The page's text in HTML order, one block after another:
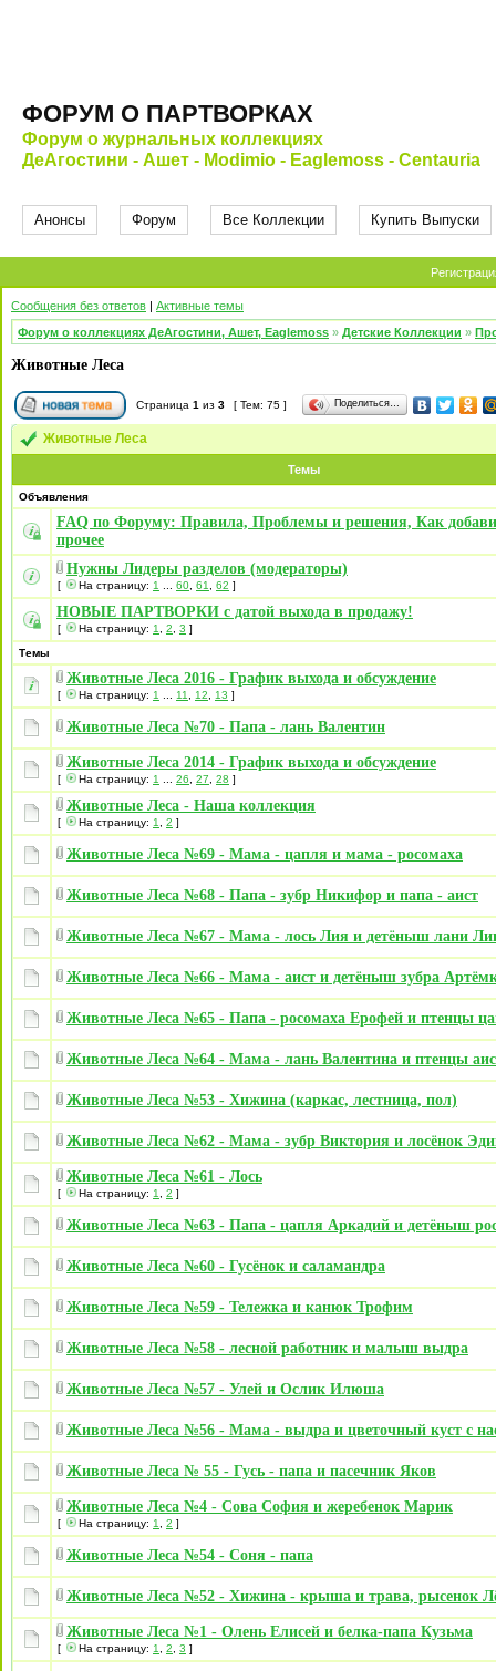
ФОРУМ О ПАРТВОРКАХ
Форум о журнальных коллекциях
ДеАгостини - Ашет - Modimio - Eaglemoss - Centauria
Анонсы Форум Все Коллекции Купить Выпуски
Сообщения без ответов | Активные темы
Форум о коллекциях ДеАгостини, Ашет, Eaglemoss » Детские Коллекции »
Животные Леса
Страница 1 из 3 [ Тем: 75 ] Поделиться…
Животные Леса
Темы
Объявления
FAQ по Форуму: Правила, Проблемы и решения, Как
прочее
Нужны Лидеры разделов (модераторы)
[ На страницу: 1 60 61 62 ]
НОВЫЕ ПАРТВОРКИ с датой выхода в продажу!
[ На страницу: 1 2 3 ]
Темы
Животные Леса 2016 - График выхода и обсуждение
[ На страницу: 1 11 12 13 ]
Животные Леса №70 - Папа - лань Валентин
Животные Леса 2014 - График выхода и обсуждение
[ На страницу: 1 26 27 28 ]
Животные Леса - Наша коллекция
[ На страницу: 1 2 ]
Животные Леса №69 - Мама - цапля и мама - росомаха
Животные Леса №68 - Папа - зубр Никифор и папа - аист
Животные Леса №67 - Мама - лось Лия и детёныш лани
Животные Леса №66 - Мама - аист и детёныш зубра
Животные Леса №65 - Папа - росомаха Ерофей и птенцы
Животные Леса №64 - Мама - лань Валентина и птенцы
Животные Леса №53 - Хижина (каркас, лестница, пол)
Животные Леса №62 - Мама - зубр Виктория и лосёнок
Животные Леса №61 - Лось
[ На страницу: 1 2 ]
Животные Леса №63 - Папа - цапля Аркадий и детёныш
Животные Леса №60 - Гусёнок и саламандра
Животные Леса №59 - Тележка и канюк Трофим
Животные Леса №58 - лесной работник и малыш выдра
Животные Леса №57 - Улей и Ослик Илюша
Животные Леса №56 - Мама - выдра и цветочный куст с
Животные Леса № 55 - Гусь - папа и пасечник Яков
Животные Леса №4 - Сова София и жеребенок Марик
[ На страницу: 1 2 ]
Животные Леса №54 - Соня - папа
Животные Леса №52 - Хижина - крыша и трава, рысенок
Животные Леса №1 - Олень Елисей и белка-папа Кузьма
[ На страницу: 1 2 3 ]